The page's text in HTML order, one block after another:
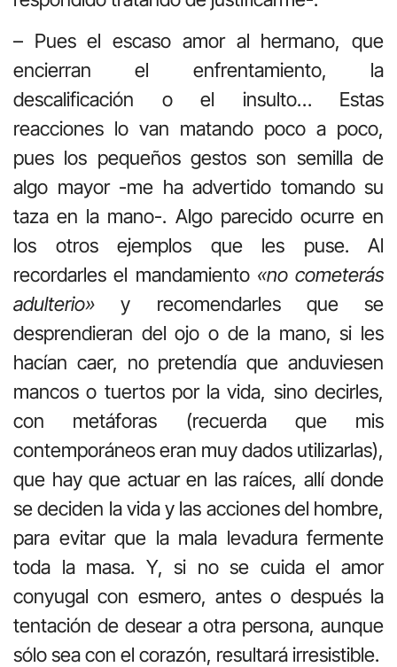
– Pues el escaso amor al hermano, que
encierran el enfrentamiento, la
descalificación o el insulto… Estas
reacciones lo van matando poco a poco,
pues los pequeños gestos son semilla de
algo mayor -me ha advertido tomando su
taza en la mano-. Algo parecido ocurre en
los otros ejemplos que les puse. Al
recordarles el mandamiento «no cometerás
adulterio» y recomendarles que se
desprendieran del ojo o de la mano, si les
hacían caer, no pretendía que anduviesen
mancos o tuertos por la vida, sino decirles,
con metáforas (recuerda que mis
contemporáneos eran muy dados utilizarlas),
que hay que actuar en las raíces, allí donde
se deciden la vida y las acciones del hombre,
para evitar que la mala levadura fermente
toda la masa. Y, si no se cuida el amor
conyugal con esmero, antes o después la
tentación de desear a otra persona, aunque
sólo sea con el corazón, resultará irresistible.